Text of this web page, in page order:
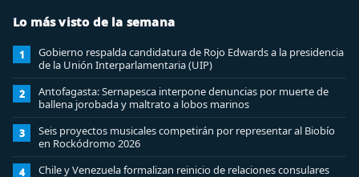
Lo más visto de la semana
1
Gobierno respalda candidatura de Rojo Edwards a la presidencia
de la Unión Interparlamentaria (UIP)
2
Antofagasta: Sernapesca interpone denuncias por muerte de
ballena jorobada y maltrato a lobos marinos
3
Seis proyectos musicales competirán por representar al Biobío
en Rockódromo 2026
4 Chile y Venezuela formalizan reinicio de relaciones consulares